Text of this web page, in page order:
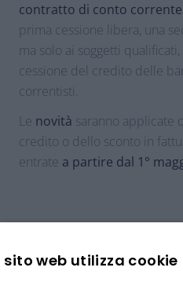
contratto di conto corrente
prima cessione libera, una
ma solo ai soggetti
cessione del credito delle
correntisti.
Le novità saranno applicate
credito o dello sconto in
entrate a partire dal 1°
sito web utilizza cookie